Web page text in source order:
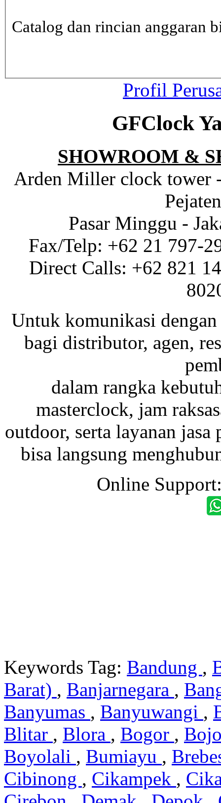
Catalog dan rincian anggaran
Profil
GFClock
SHOWROOM &
Arden Miller clock tower
Pasar Minggu -
Fax/Telp: +62 21 797-
Direct Calls: +62 821
Untuk komunikasi dengan
bagi distributor, agen,
dalam rangka
masterclock, jam
outdoor, serta layanan
bisa langsung
Online
Keywords Tag: Bandung ,
Barat) , Banjarnegara ,
Banyumas , Banyuwangi ,
Blitar , Blora , Bogor ,
Boyolali , Bumiayu ,
Cibinong , Cikampek ,